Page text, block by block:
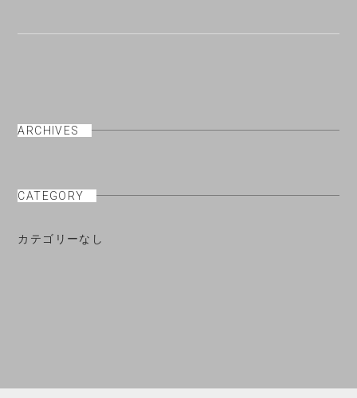
ARCHIVES
CATEGORY
カテゴリーなし